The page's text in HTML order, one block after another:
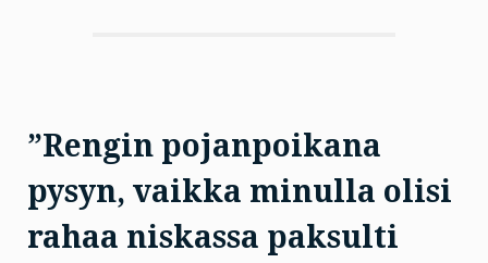
”Rengin pojanpoikana
pysyn, vaikka minulla olisi
rahaa niskassa paksulti